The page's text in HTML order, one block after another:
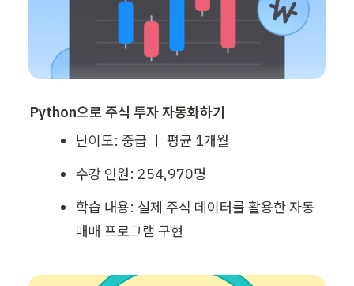
Python으로 주식 투자 자동화하기
난이도: 중급 ｜ 평균 1개월
수강 인원: 254,970명
학습 내용: 실제 주식 데이터를 활용한 자동
매매 프로그램 구현